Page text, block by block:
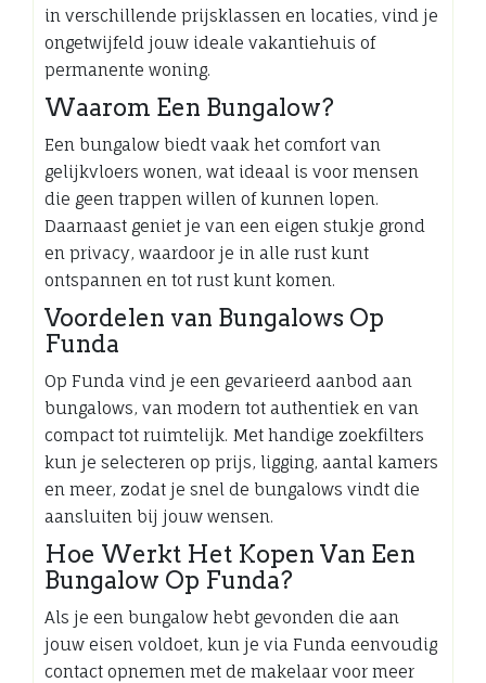
in verschillende prijsklassen en locaties, vind je
ongetwijfeld jouw ideale vakantiehuis of
permanente woning.
Waarom Een Bungalow?
Een bungalow biedt vaak het comfort van
gelijkvloers wonen, wat ideaal is voor mensen
die geen trappen willen of kunnen lopen.
Daarnaast geniet je van een eigen stukje grond
en privacy, waardoor je in alle rust kunt
ontspannen en tot rust kunt komen.
Voordelen van Bungalows Op
Funda
Op Funda vind je een gevarieerd aanbod aan
bungalows, van modern tot authentiek en van
compact tot ruimtelijk. Met handige zoekfilters
kun je selecteren op prijs, ligging, aantal kamers
en meer, zodat je snel de bungalows vindt die
aansluiten bij jouw wensen.
Hoe Werkt Het Kopen Van Een
Bungalow Op Funda?
Als je een bungalow hebt gevonden die aan
jouw eisen voldoet, kun je via Funda eenvoudig
contact opnemen met de makelaar voor meer